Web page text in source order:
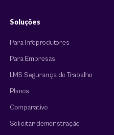
Soluções
Para Infoprodutores
Para Empresas
LMS Segurança do Trabalho
Planos
Comparativo
Solicitar demonstração